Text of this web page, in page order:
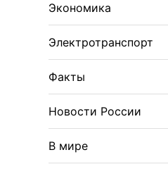
Экономика
Электротранспорт
Факты
Новости России
В мире